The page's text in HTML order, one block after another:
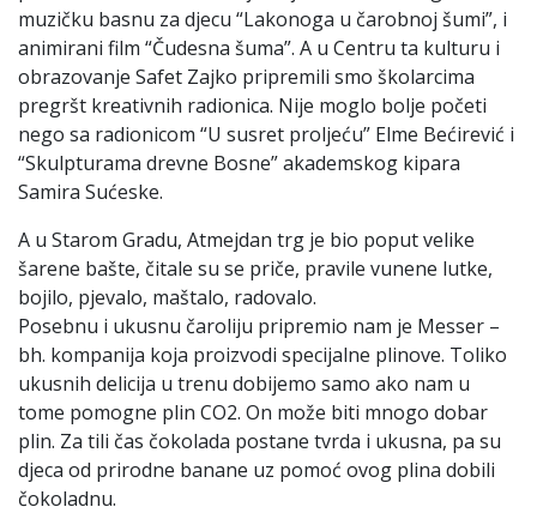
muzičku basnu za djecu “Lakonoga u čarobnoj šumi”, i
animirani film “Čudesna šuma”. A u Centru ta kulturu i
obrazovanje Safet Zajko pripremili smo školarcima
pregršt kreativnih radionica. Nije moglo bolje početi
nego sa radionicom “U susret proljeću” Elme Bećirević i
“Skulpturama drevne Bosne” akademskog kipara
Samira Sućeske.
A u Starom Gradu, Atmejdan trg je bio poput velike
šarene bašte, čitale su se priče, pravile vunene lutke,
bojilo, pjevalo, maštalo, radovalo.
Posebnu i ukusnu čaroliju pripremio nam je Messer –
bh. kompanija koja proizvodi specijalne plinove. Toliko
ukusnih delicija u trenu dobijemo samo ako nam u
tome pomogne plin CO2. On može biti mnogo dobar
plin. Za tili čas čokolada postane tvrda i ukusna, pa su
djeca od prirodne banane uz pomoć ovog plina dobili
čokoladnu.